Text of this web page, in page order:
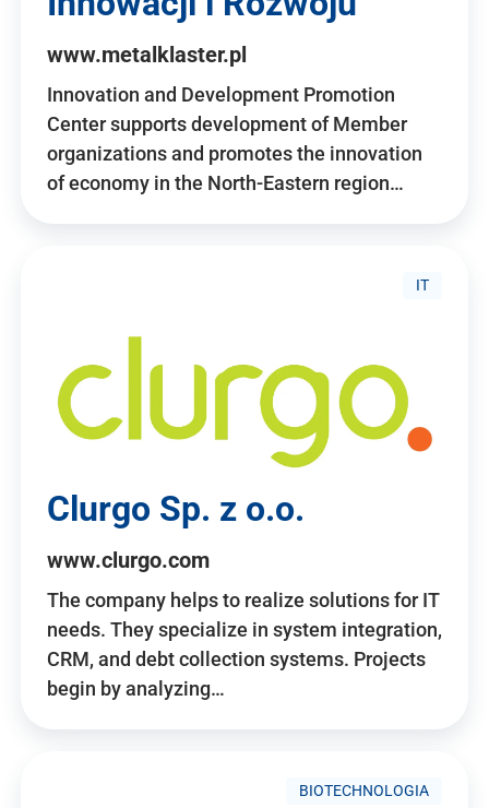
www.metalklaster.pl
Innovation and Development Promotion
Center supports development of Member
organizations and promotes the innovation
of economy in the North-Eastern region…
IT
Clurgo Sp. z o.o.
www.clurgo.com
The company helps to realize solutions for IT
needs. They specialize in system integration,
CRM, and debt collection systems. Projects
begin by analyzing…
BIOTECHNOLOGIA